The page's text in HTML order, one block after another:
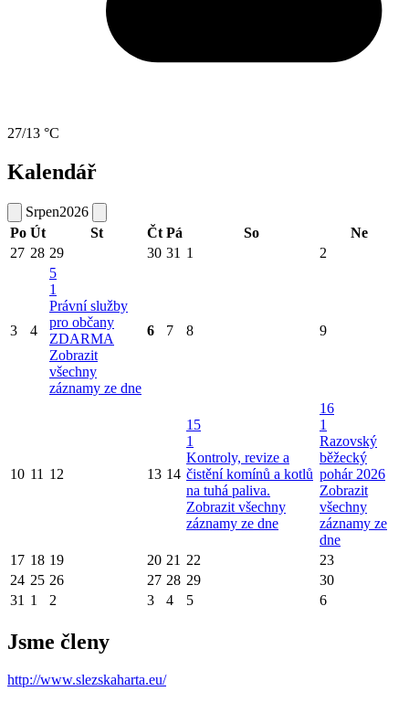
27/13 °C
Kalendář
Srpen2026
Po Út St Čt Pá So
Ne
27 28 29 30 31 1 2
3 4
5
1
Právní služby
pro občany
ZDARMA
Zobrazit
všechny
záznamy ze dne
6 7 8 9
10 11 12 13 14
15
1
Kontroly, revize a
čistění komínů a kotlů
na tuhá paliva.
Zobrazit všechny
záznamy ze dne
16
1
Razovský
běžecký
pohár 2026
Zobrazit
všechny
záznamy ze
dne
17 18 19 20 21 22
23
24 25 26 27 28 29
30
31 1 2 3 4 5 6
Jsme členy
http://www.slezskaharta.eu/